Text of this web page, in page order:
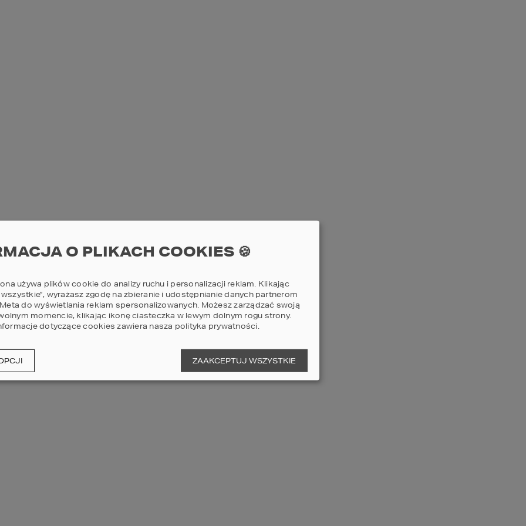
O PLIKACH COOKIES 🍪
używa plików cookie do analizy ruchu i personalizacji reklam. Klikając
wyrażasz zgodę na zbieranie i udostępnianie danych partnerom
do wyświetlania reklam spersonalizowanych. Możesz zarządzać swoją
momencie, klikając ikonę ciasteczka w lewym dolnym rogu strony.
dotyczące cookies zawiera nasza polityka prywatności.
ZAAKCEPTUJ WSZYSTKIE